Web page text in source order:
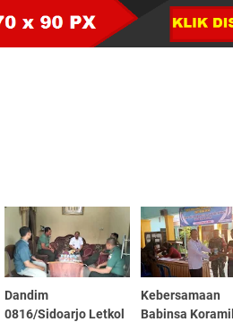
Dandim
0816/Sidoarjo Letkol
Kebersamaan
Babinsa Koramil